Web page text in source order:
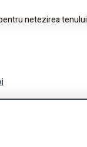
netezirea